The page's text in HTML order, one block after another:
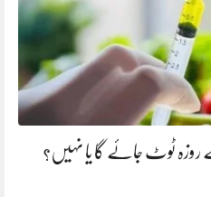
روزہ ٹوٹ جائے گا یا نہیں؟